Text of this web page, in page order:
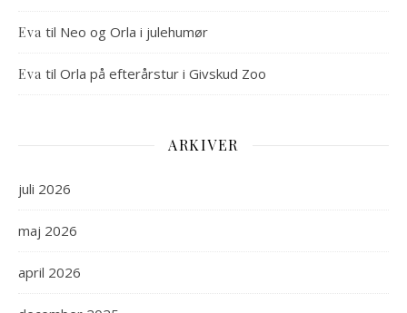
Eva til Neo og Orla i julehumør
Eva til Orla på efterårstur i Givskud Zoo
ARKIVER
juli 2026
maj 2026
april 2026